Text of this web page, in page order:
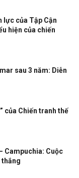
lực của Tập Cận
hiện của chiến
sau 3 năm: Diễn
của Chiến tranh thế
Campuchia: Cuộc